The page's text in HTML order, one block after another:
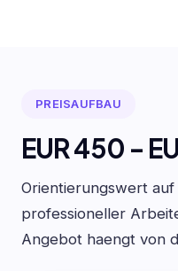
PREISAUFBAU
EUR 450 -
Orientierungswert
professioneller
Angebot haengt von